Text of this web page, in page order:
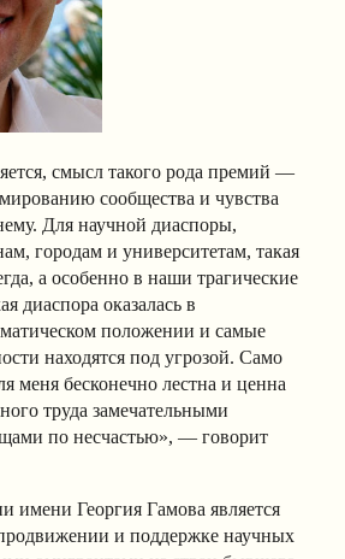
смысл такого рода премий —
сообщества и чувства
Для научной диаспоры,
городам и университетам, такая
а особенно в наши трагические
диаспора оказалась в
положении и самые
находятся под угрозой. Само
меня бесконечно лестна и ценна
труда замечательными
по несчастью», — говорит
имени Георгия Гамова является
и поддержке научных